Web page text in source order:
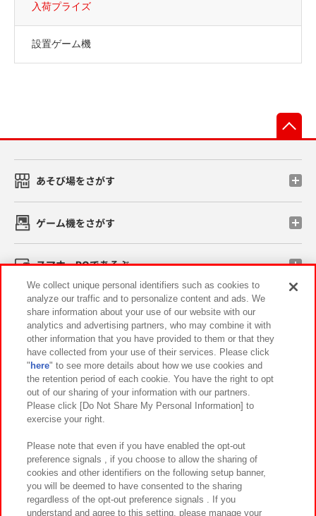
入荷プライズ
設置ゲーム機
あそび場をさがす
ゲーム機をさがす
スマホ・PCであそぶ
イベント・キャンペーン
関連会社 サステナビリティ サイトポリシー
プライバシーポリシー ウェブアクセシビリティ方針と検証結果
お取引先さまとともに
カスタマーハラスメント対応方針 よくあるご質問・お問い合わせ
We collect unique personal identifiers such as cookies to
analyze our traffic and to personalize content and ads. We
share information about your use of our website with our
analytics and advertising partners, who may combine it with
other information that you have provided to them or that they
have collected from your use of their services. Please click
" here" to see more details about how we use cookies and
the retention period of each cookie. You have the right to opt
out of our sharing of your information with our partners.
Please click [Do Not Share My Personal Information] to
exercise your right.
Please note that even if you have enabled the opt-out
preference signals , if you choose to allow the sharing of
cookies and other identifiers on the following setup banner,
you will be deemed to have consented to the sharing
regardless of the opt-out preference signals . If you
understand and agree to this setting, please manage your